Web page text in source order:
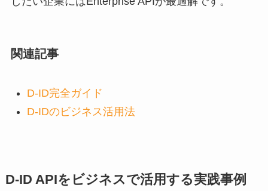
関連記事
D-ID完全ガイド
D-IDのビジネス活用法
D-ID APIをビジネスで活用する実践事例